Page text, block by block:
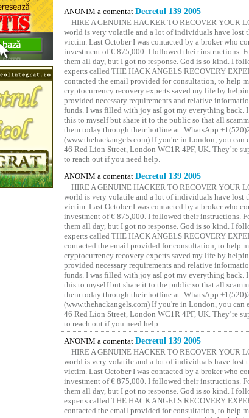
ANONIM a comentat Decretul 139 2005
HIRE A GENUINE HACKER TO RECOVER YOUR
world is very volatile and a lot of individuals have lost
victim. Last October I was contacted by a broker who
investment of € 875,000. I followed their instructions.
them all day, but I got no response. God is so kind. I
experts called THE HACK ANGELS RECOVERY
contacted the email provided for consultation, to help
cryptocurrency recovery experts saved my life by
provided necessary requirements and relative
funds. I was filled with joy asI got my everything
this to myself but share it to the public so that all
them today through their hotline at: WhatsApp
(www.thehackangels.com) If you're in London, you
46 Red Lion Street, London WC1R 4PF, UK. They’re
to reach out if you need help.
ANONIM a comentat Decretul 139 2005
HIRE A GENUINE HACKER TO RECOVER YOUR
world is very volatile and a lot of individuals have lost
victim. Last October I was contacted by a broker who
investment of € 875,000. I followed their instructions.
them all day, but I got no response. God is so kind. I
experts called THE HACK ANGELS RECOVERY
contacted the email provided for consultation, to help
cryptocurrency recovery experts saved my life by
provided necessary requirements and relative
funds. I was filled with joy asI got my everything
this to myself but share it to the public so that all
them today through their hotline at: WhatsApp
(www.thehackangels.com) If you're in London, you
46 Red Lion Street, London WC1R 4PF, UK. They’re
to reach out if you need help.
ANONIM a comentat Decretul 139 2005
HIRE A GENUINE HACKER TO RECOVER YOUR
world is very volatile and a lot of individuals have lost
victim. Last October I was contacted by a broker who
investment of € 875,000. I followed their instructions.
them all day, but I got no response. God is so kind. I
experts called THE HACK ANGELS RECOVERY
contacted the email provided for consultation, to help